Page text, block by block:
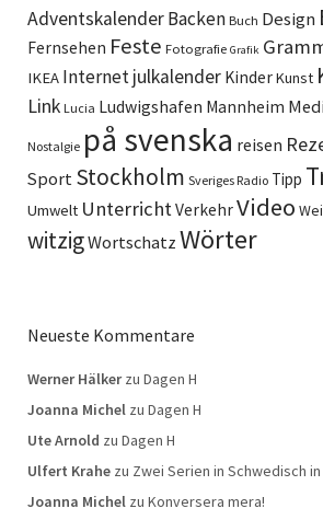
AdventskalenderBacken Buch Design
Fernsehen Feste Fotografie Grafik
IKEA Internetjulkalender KinderKunst
Link Lucia Ludwigshafen Mannheim
Nostalgie på svenska reisen
Sport Stockholm Sveriges Radio Tipp
Umwelt UnterrichtVerkehrVideo
witzigWortschatz Wörter
Neueste Kommentare
Werner Hälkerzu Dagen H
Joanna Michel zu Dagen H
Ute Arnold zu Dagen H
Ulfert Krahe zu Zwei Serien in Schwedisch
Joanna Michel zu Konversera mera!